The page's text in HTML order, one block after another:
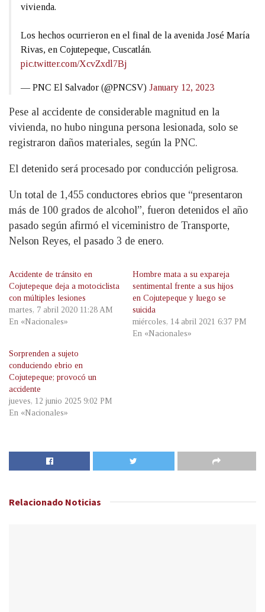
vivienda.
Los hechos ocurrieron en el final de la avenida José María
Rivas, en Cojutepeque, Cuscatlán.
pic.twitter.com/XcvZxdl7Bj
— PNC El Salvador (@PNCSV) January 12, 2023
Pese al accidente de considerable magnitud en la
vivienda, no hubo ninguna persona lesionada, solo se
registraron daños materiales, según la PNC.
El detenido será procesado por conducción peligrosa.
Un total de 1,455 conductores ebrios que “presentaron
más de 100 grados de alcohol”, fueron detenidos el año
pasado según afirmó el viceministro de Transporte,
Nelson Reyes, el pasado 3 de enero.
Accidente de tránsito en
Cojutepeque deja a motociclista
con múltiples lesiones
martes, 7 abril 2020 11:28 AM
En «Nacionales»
Hombre mata a su expareja
sentimental frente a sus hijos
en Cojutepeque y luego se
suicida
miércoles, 14 abril 2021 6:37 PM
En «Nacionales»
Sorprenden a sujeto
conduciendo ebrio en
Cojutepeque; provocó un
accidente
jueves, 12 junio 2025 9:02 PM
En «Nacionales»
Relacionado Noticias